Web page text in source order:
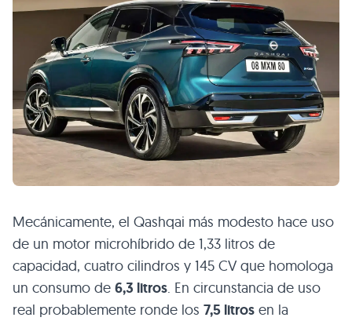
Mecánicamente, el Qashqai más modesto hace uso
de un motor microhíbrido de 1,33 litros de
capacidad, cuatro cilindros y 145 CV que homologa
un consumo de 6,3 litros. En circunstancia de uso
real probablemente ronde los 7,5 litros en la